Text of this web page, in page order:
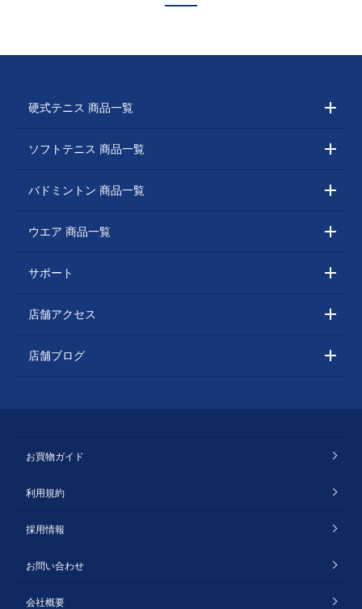
硬式テニス 商品一覧
ソフトテニス 商品一覧
バドミントン 商品一覧
ウエア 商品一覧
サポート
店舗アクセス
店舗ブログ
お買物ガイド
利用規約
採用情報
お問い合わせ
会社概要